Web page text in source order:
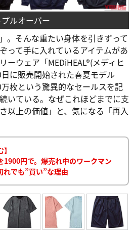
ルオーバー
。そんな重たい身体を引きずって
って手に入れているアイテムがあ
ーウェア「MEDiHEAL®(メディヒ
に販売開始された春夏モデル
枚という驚異的なセールスを記
いている。なぜこれほどまでに支
以上の価値」と、気になる「再入
1900円で。爆売れ中のワークマン
れでも”買い”な理由